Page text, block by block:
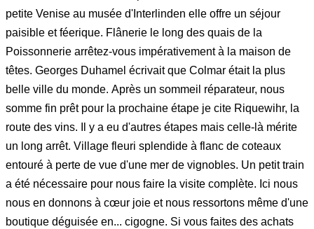
petite Venise au musée d'Interlinden elle offre un séjour
paisible et féerique. Flânerie le long des quais de la
Poissonnerie arrêtez-vous impérativement à la maison de
têtes. Georges Duhamel écrivait que Colmar était la plus
belle ville du monde. Après un sommeil réparateur, nous
somme fin prêt pour la prochaine étape je cite Riquewihr, la
route des vins. Il y a eu d'autres étapes mais celle-là mérite
un long arrêt. Village fleuri splendide à flanc de coteaux
entouré à perte de vue d'une mer de vignobles. Un petit train
a été nécessaire pour nous faire la visite complète. Ici nous
nous en donnons à cœur joie et nous ressortons même d'une
boutique déguisée en... cigogne. Si vous faites des achats